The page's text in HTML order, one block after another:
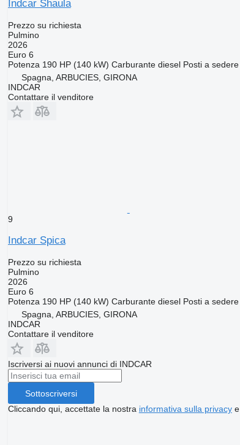
Indcar Shaula
Prezzo su richiesta
Pulmino
2026
Euro 6
Potenza 190 HP (140 kW) Carburante diesel Posti a sedere
Spagna, ARBUCIES, GIRONA
INDCAR
Contattare il venditore
9
Indcar Spica
Prezzo su richiesta
Pulmino
2026
Euro 6
Potenza 190 HP (140 kW) Carburante diesel Posti a sedere
Spagna, ARBUCIES, GIRONA
INDCAR
Contattare il venditore
Iscriversi ai nuovi annunci di INDCAR
Sottoscriversi
Cliccando qui, accettate la nostra informativa sulla privacye